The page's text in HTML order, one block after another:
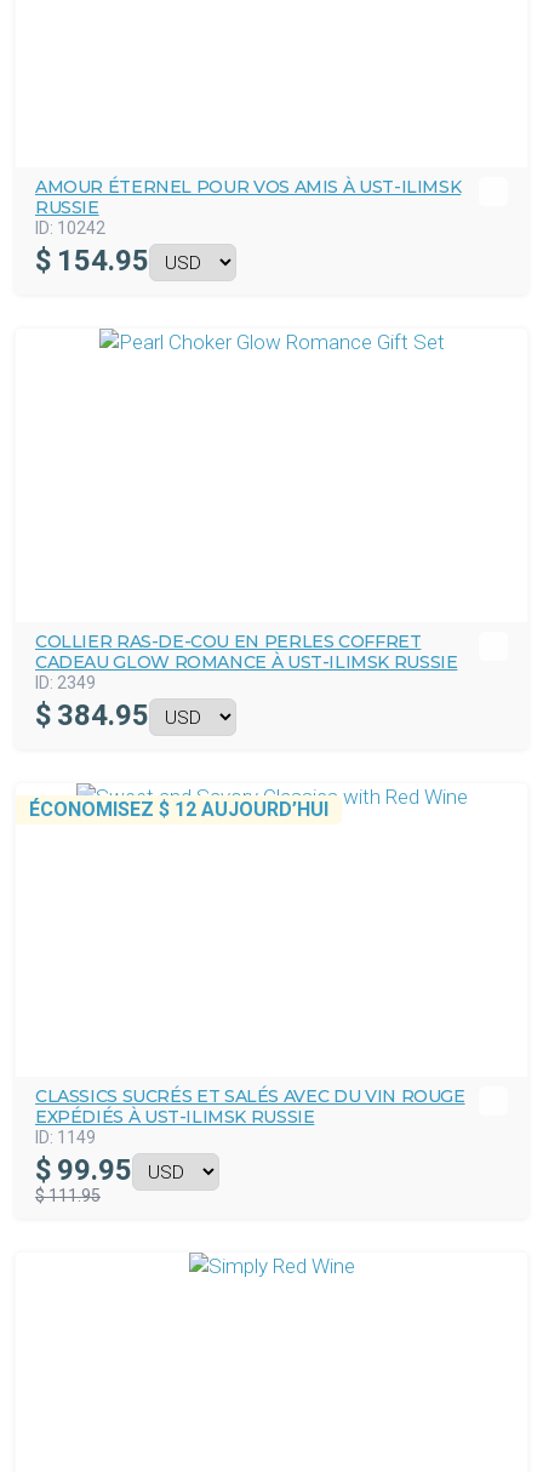
AMOUR ÉTERNEL POUR VOS AMIS À UST-ILIMSK
RUSSIE
ID: 10242
$ 154.95
COLLIER RAS-DE-COU EN PERLES COFFRET
CADEAU GLOW ROMANCE À UST-ILIMSK RUSSIE
ID: 2349
$ 384.95
ÉCONOMISEZ $ 12 AUJOURD’HUI
CLASSICS SUCRÉS ET SALÉS AVEC DU VIN ROUGE
EXPÉDIÉS À UST-ILIMSK RUSSIE
ID: 1149
$ 99.95
$ 111.95